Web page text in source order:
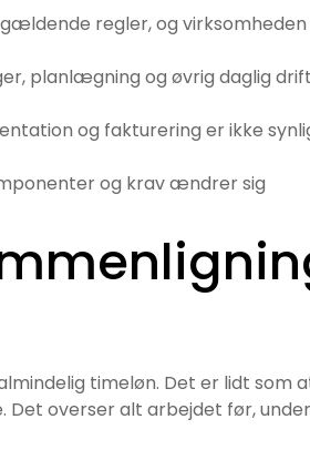
regler, og virksomheden
planlægning og øvrig daglig
og fakturering er ikke
og krav ændrer sig
timeløn. Det er lidt som
overser alt arbejdet før,